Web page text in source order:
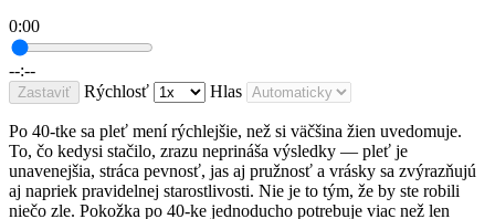
0:00
--:--
Zastaviť Rýchlosť Hlas
Po 40-tke sa pleť mení rýchlejšie, než si väčšina žien uvedomuje.
To, čo kedysi stačilo, zrazu neprináša výsledky — pleť je
unavenejšia, stráca pevnosť, jas aj pružnosť a vrásky sa zvýrazňujú
aj napriek pravidelnej starostlivosti. Nie je to tým, že by ste robili
niečo zle. Pokožka po 40-ke jednoducho potrebuje viac než len